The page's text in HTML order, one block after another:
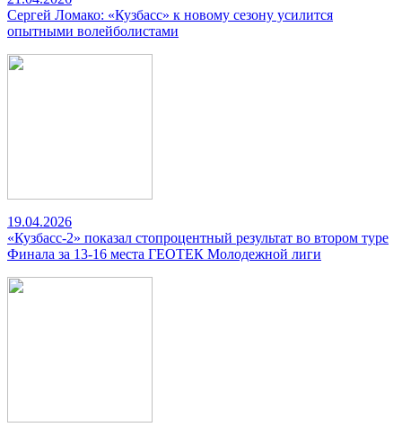
Сергей Ломако: «Кузбасс» к новому сезону усилится
опытными волейболистами
19.04.2026
«Кузбасс-2» показал стопроцентный результат во втором туре
Финала за 13-16 места ГЕОТЕК Молодежной лиги